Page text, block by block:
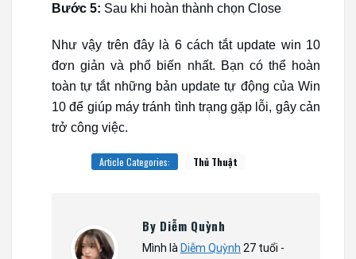
Bước 5: Sau khi hoàn thành chọn Close
Như vậy trên đây là 6 cách tắt update win 10
đơn giản và phổ biến nhất. Bạn có thể hoàn
toàn tự tắt những bản update tự động của Win
10 để giúp máy tránh tình trạng gặp lỗi, gây cản
trở công việc.
Article Categories: Thủ Thuật
By Diễm Quỳnh
Mình là Diễm Quỳnh 27 tuổi -